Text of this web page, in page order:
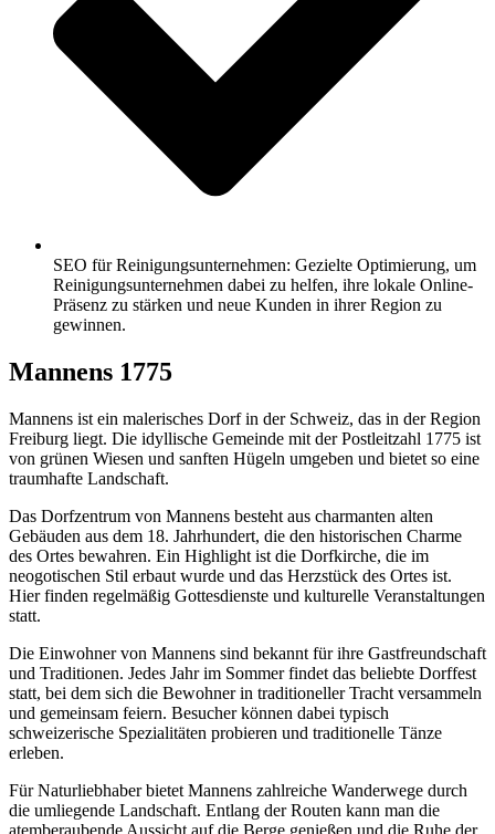
SEO für Reinigungsunternehmen: Gezielte Optimierung, um
Reinigungsunternehmen dabei zu helfen, ihre lokale Online-
Präsenz zu stärken und neue Kunden in ihrer Region zu
gewinnen.
Mannens 1775
Mannens ist ein malerisches Dorf in der Schweiz, das in der Region
Freiburg liegt. Die idyllische Gemeinde mit der Postleitzahl 1775 ist
von grünen Wiesen und sanften Hügeln umgeben und bietet so eine
traumhafte Landschaft.
Das Dorfzentrum von Mannens besteht aus charmanten alten
Gebäuden aus dem 18. Jahrhundert, die den historischen Charme
des Ortes bewahren. Ein Highlight ist die Dorfkirche, die im
neogotischen Stil erbaut wurde und das Herzstück des Ortes ist.
Hier finden regelmäßig Gottesdienste und kulturelle Veranstaltungen
statt.
Die Einwohner von Mannens sind bekannt für ihre Gastfreundschaft
und Traditionen. Jedes Jahr im Sommer findet das beliebte Dorffest
statt, bei dem sich die Bewohner in traditioneller Tracht versammeln
und gemeinsam feiern. Besucher können dabei typisch
schweizerische Spezialitäten probieren und traditionelle Tänze
erleben.
Für Naturliebhaber bietet Mannens zahlreiche Wanderwege durch
die umliegende Landschaft. Entlang der Routen kann man die
atemberaubende Aussicht auf die Berge genießen und die Ruhe der